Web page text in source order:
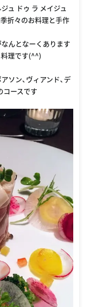
ュ ドゥ ラ メイジュ
折々のお料理と手作
んとなーくあります
料理です(^^)
ソン、ヴィアンド、デ
コースです